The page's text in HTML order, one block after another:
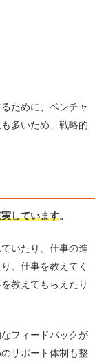
ために、ベンチャ
多いため、戦略的
しています。
いたり、仕事の進
、仕事を教えてく
教えてもらえたり
フィードバックが
サポート体制も整